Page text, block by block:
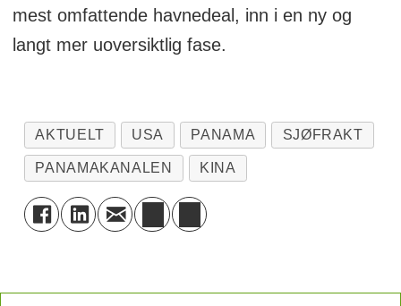
mest omfattende havnedeal, inn i en ny og
langt mer uoversiktlig fase.
AKTUELT USA PANAMA SJØFRAKT
PANAMAKANALEN KINA